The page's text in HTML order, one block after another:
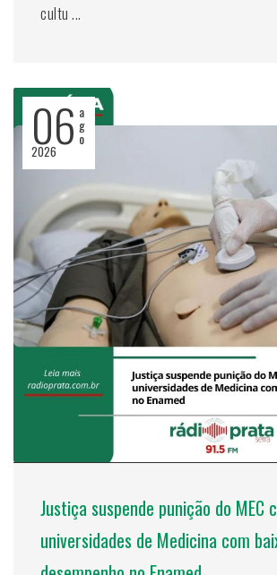
cultu ...
06 a
g
o
2026
Justiça suspende punição do MEC
universidades de Medicina com